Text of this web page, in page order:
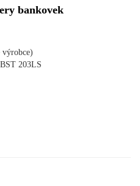
bankovek
203LS